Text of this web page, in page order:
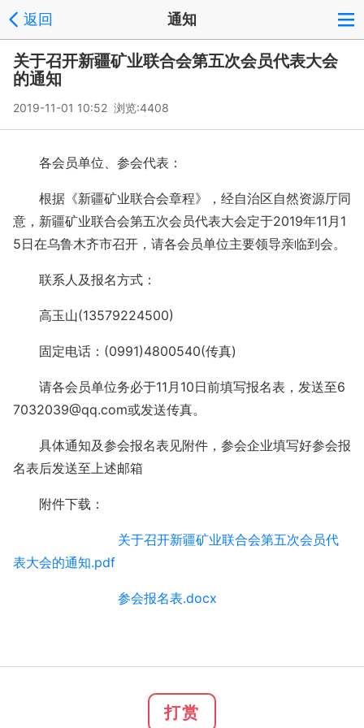
返回 通知
关于召开新疆矿业联合会第五次会员代表大会
的通知
2019-11-01 10:52 浏览:4408
各会员单位、参会代表：
根据《新疆矿业联合会章程》，经自治区自然资源厅同
意，新疆矿业联合会第五次会员代表大会定于2019年11月1
5日在乌鲁木齐市召开，请各会员单位主要领导亲临到会。
联系人及报名方式：
高玉山(13579224500)
固定电话：(0991)4800540(传真)
请各会员单位务必于11月10日前填写报名表，发送至6
7032039@qq.com或发送传真。
具体通知及参会报名表见附件，参会企业填写好参会报
名表后发送至上述邮箱
附件下载：
关于召开新疆矿业联合会第五次会员代
表大会的通知.pdf
参会报名表.docx
打赏